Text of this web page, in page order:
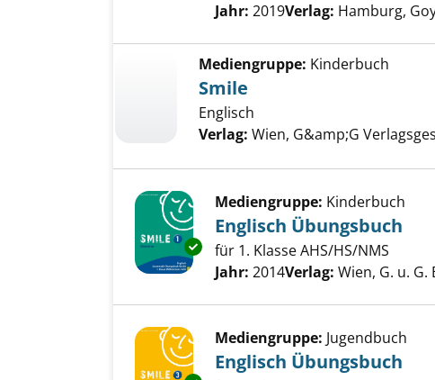
Suche nach diesem Verfasser
Jahr: 2019Verlag: Hamburg,
Mediengruppe: Kinderbuch
Smile
Englisch
Verlag: Wien, G&amp;G
Exemplar-Details von Englisch
Mediengruppe: Kinderbuch
Englisch Übungsbuch
für 1. Klasse AHS/HS/NMS
Suche nach diesem Verfasser
Jahr: 2014Verlag: Wien, G. u.
Mediengruppe: Jugendbuch
Englisch Übungsbuch